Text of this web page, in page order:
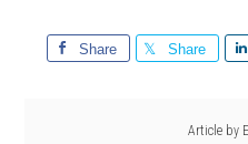
Share Share
Article by